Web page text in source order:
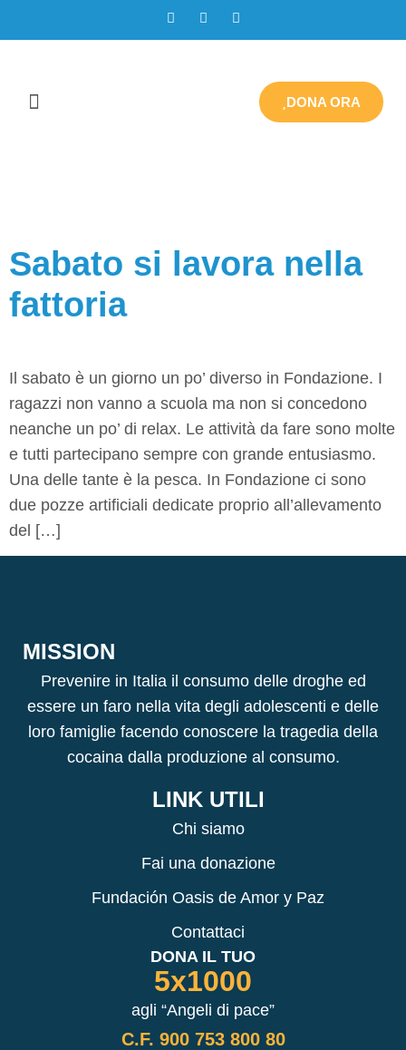
DONA ORA
Sabato si lavora nella
fattoria
Il sabato è un giorno un po’ diverso in Fondazione. I
ragazzi non vanno a scuola ma non si concedono
neanche un po’ di relax. Le attività da fare sono molte
e tutti partecipano sempre con grande entusiasmo.
Una delle tante è la pesca. In Fondazione ci sono
due pozze artificiali dedicate proprio all’allevamento
del […]
MISSION
Prevenire in Italia il consumo delle droghe ed
essere un faro nella vita degli adolescenti e delle
loro famiglie facendo conoscere la tragedia della
cocaina dalla produzione al consumo.
LINK UTILI
Chi siamo
Fai una donazione
Fundación Oasis de Amor y Paz
Contattaci
DONA IL TUO
5x1000
agli “Angeli di pace”
C.F. 900 753 800 80